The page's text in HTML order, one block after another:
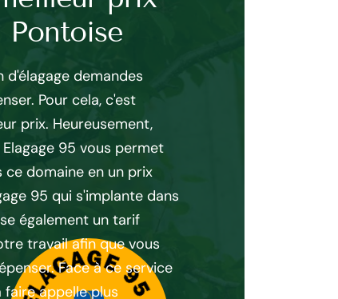
Pontoise
demandes
Pour cela, c'est
prix. Heureusement,
95 vous permet
domaine en un prix
95 qui s'implante dans
également un tarif
travail afin que vous
Face à ce service
faire appelle plus